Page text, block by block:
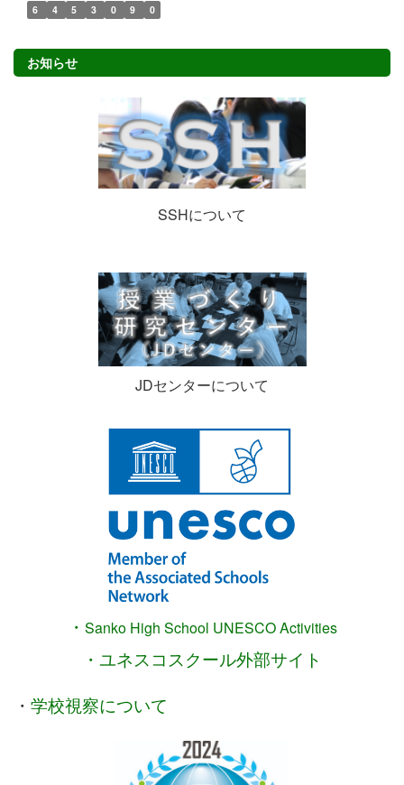
6 4 5 3 0 9 0
お知らせ
SSHについて
JDセンターについて
・ Sanko High School UNESCO Activities
・ユネスコスクール外部サイト
・ 学校視察について